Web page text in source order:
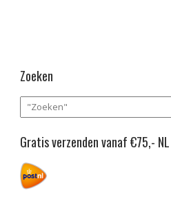
Zoeken
Gratis verzenden vanaf €75,- NL